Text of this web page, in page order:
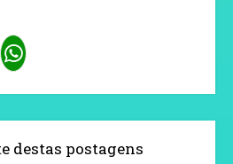
destas postagens